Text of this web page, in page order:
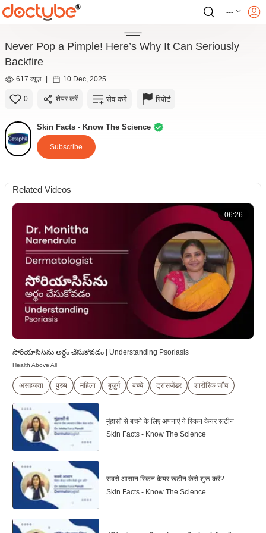
---
Never Pop a Pimple! Here’s Why It Can Seriously
Backfire
617 व्यूज़ | 10 Dec, 2025
0 शेयर करें सेव करें रिपोर्ट
Skin Facts - Know The Science
Subscribe
Related Videos
06:26
సోరియాసిస్‌ను అర్థం చేసుకోవడం | Understanding Psoriasis
Health Above All
असहजता पुरुष महिला बुज़ुर्ग बच्चे ट्रांसजेंडर शारीरिक जाँच
मुंहासोंं से बचने के लिए अपनाएं ये स्किन केयर रूटीन
Skin Facts - Know The Science
सबसे आसान स्किन केयर रूटीन कैसे शुरू करें?
Skin Facts - Know The Science